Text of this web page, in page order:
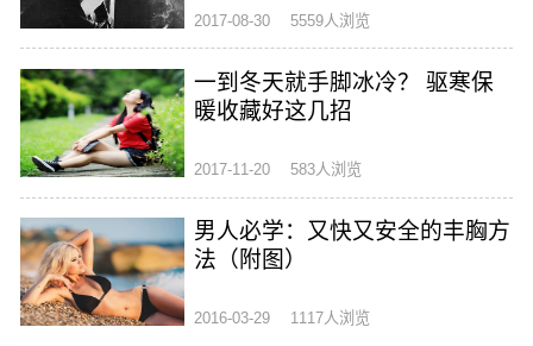
2017-08-30 5559人浏览
一到冬天就手脚冰冷？ 驱寒保
暖收藏好这几招
2017-11-20 583人浏览
男人必学：又快又安全的丰胸方
法（附图）
2016-03-29 1117人浏览